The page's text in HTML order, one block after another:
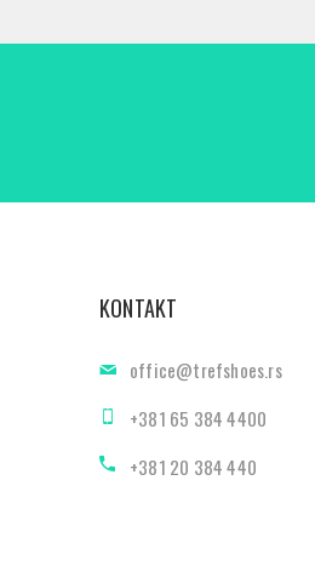
KONTAKT
office@trefshoes.rs
+381 65 384 4400
+381 20 384 440